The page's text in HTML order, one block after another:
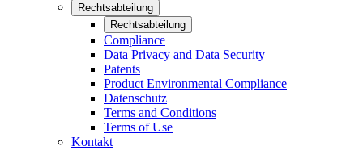
Rechtsabteilung
Rechtsabteilung
Compliance
Data Privacy and Data Security
Patents
Product Environmental Compliance
Datenschutz
Terms and Conditions
Terms of Use
Kontakt